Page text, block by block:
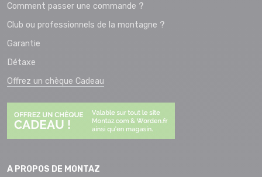
Comment passer une commande ?
Club ou professionnels de la montagne ?
Garantie
Détaxe
Offrez un chèque Cadeau
A PROPOS DE MONTAZ